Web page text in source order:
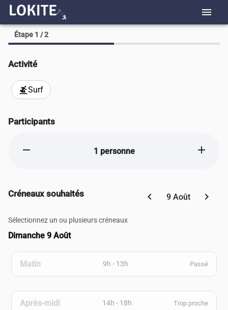
menu
Étape 1 / 2
Activité
surfingSurf
Participants
remove 1 personne add
Créneaux souhaités chevron_left 9 Août chevron_right
Sélectionnez un ou plusieurs créneaux
Dimanche 9 Août
Matin 9h - 13h Passé
Après-midi 14h - 18h Trop proche